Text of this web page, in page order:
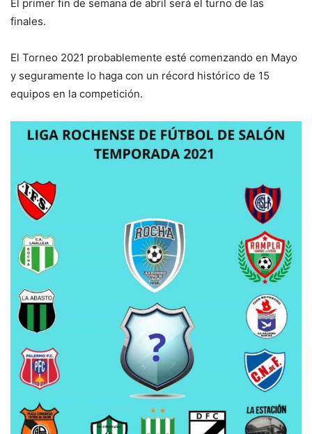
El primer fin de semana de abril será el turno de las
finales.
El Torneo 2021 probablemente esté comenzando en Mayo
y seguramente lo haga con un récord histórico de 15
equipos en la competición.